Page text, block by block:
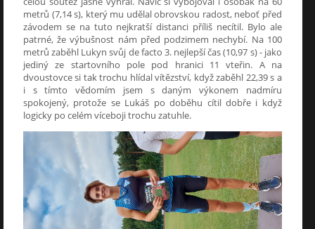
metrů (7,14 s), který mu udělal obrovskou radost, neboť před
závodem se na tuto nejkratší distanci příliš necítil. Bylo ale
patrné, že výbušnost nám před podzimem nechybí. Na 100
metrů zaběhl Lukyn svůj de facto 3. nejlepší čas (10,97 s) - jako
jediný ze startovního pole pod hranici 11 vteřin. A na
dvoustovce si tak trochu hlídal vítězství, když zaběhl 22,39 s a
i s tímto vědomím jsem s daným výkonem nadmíru
spokojený, protože se Lukáš po doběhu cítil dobře i když
logicky po celém víceboji trochu zatuhle.